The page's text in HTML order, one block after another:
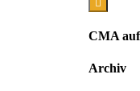
CMA
Archiv